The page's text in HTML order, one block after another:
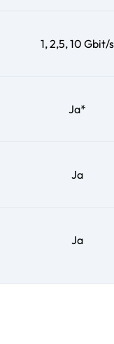
1, 2,5, 10 Gbit/s
Ja*
Ja
Ja